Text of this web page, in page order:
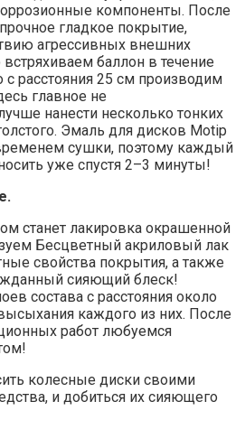
компоненты. После
гладкое покрытие,
агрессивных внешних
баллон в течение
с расстояния 25 см производим
главное не
нанести несколько тонких
Эмаль для дисков Motip
сушки, поэтому каждый
уже спустя 2–3 минуты!
станет лакировка окрашенной
Бесцветный акриловый лак
свойства покрытия, а также
сияющий блеск!
состава с расстояния около
каждого из них. После
работ любуемся
колесные диски своими
и добиться их сияющего